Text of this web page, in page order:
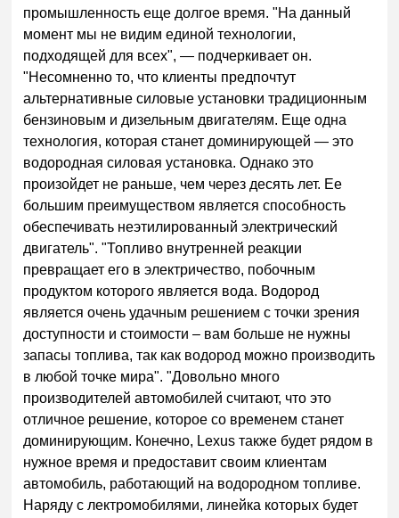
промышленность еще долгое время. "На данный
момент мы не видим единой технологии,
подходящей для всех", — подчеркивает он.
"Несомненно то, что клиенты предпочтут
альтернативные силовые установки традиционным
бензиновым и дизельным двигателям. Еще одна
технология, которая станет доминирующей — это
водородная силовая установка. Однако это
произойдет не раньше, чем через десять лет. Ее
большим преимуществом является способность
обеспечивать неэтилированный электрический
двигатель". "Топливо внутренней реакции
превращает его в электричество, побочным
продуктом которого является вода. Водород
является очень удачным решением с точки зрения
доступности и стоимости – вам больше не нужны
запасы топлива, так как водород можно производить
в любой точке мира". "Довольно много
производителей автомобилей считают, что это
отличное решение, которое со временем станет
доминирующим. Конечно, Lexus также будет рядом в
нужное время и предоставит своим клиентам
автомобиль, работающий на водородном топливе.
Наряду с лектромобилями, линейка которых будет